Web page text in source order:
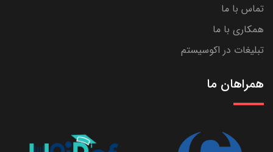
تماس با ما
همکاری با ما
تبلیغات در اکوسیستم
همراهان ما